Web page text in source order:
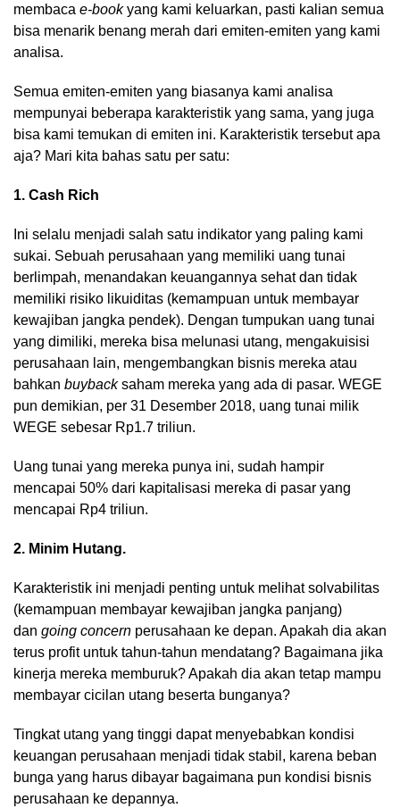
membaca e-bookyang kami keluarkan, pasti kalian semua
bisa menarik benang merah dari emiten-emiten yang kami
analisa.
Semua emiten-emiten yang biasanya kami analisa
mempunyai beberapa karakteristik yang sama, yang juga
bisa kami temukan di emiten ini. Karakteristik tersebut apa
aja? Mari kita bahas satu per satu:
1. Cash Rich
Ini selalu menjadi salah satu indikator yang paling kami
sukai. Sebuah perusahaan yang memiliki uang tunai
berlimpah, menandakan keuangannya sehat dan tidak
memiliki risiko likuiditas (kemampuan untuk membayar
kewajiban jangka pendek). Dengan tumpukan uang tunai
yang dimiliki, mereka bisa melunasi utang, mengakuisisi
perusahaan lain, mengembangkan bisnis mereka atau
bahkan buybacksaham mereka yang ada di pasar. WEGE
pun demikian, per 31 Desember 2018, uang tunai milik
WEGE sebesar Rp1.7 triliun.
Uang tunai yang mereka punya ini, sudah hampir
mencapai 50% dari kapitalisasi mereka di pasar yang
mencapai Rp4 triliun.
2. Minim Hutang.
Karakteristik ini menjadi penting untuk melihat solvabilitas
(kemampuan membayar kewajiban jangka panjang)
dan going concern perusahaan ke depan. Apakah dia akan
terus profit untuk tahun-tahun mendatang? Bagaimana jika
kinerja mereka memburuk? Apakah dia akan tetap mampu
membayar cicilan utang beserta bunganya?
Tingkat utang yang tinggi dapat menyebabkan kondisi
keuangan perusahaan menjadi tidak stabil, karena beban
bunga yang harus dibayar bagaimana pun kondisi bisnis
perusahaan ke depannya.